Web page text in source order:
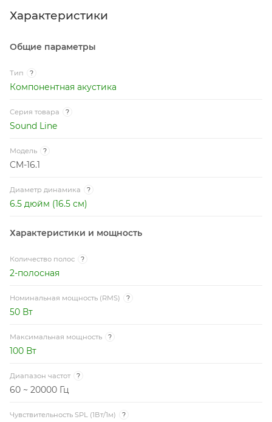
Характеристики
Общие параметры
Тип ?
Компонентная акустика
Серия товара ?
Sound Line
Модель ?
CM-16.1
Диаметр динамика ?
6.5 дюйм (16.5 см)
Характеристики и мощность
Количество полос ?
2-полосная
Номинальная мощность (RMS) ?
50 Вт
Максимальная мощность ?
100 Вт
Диапазон частот ?
60 ~ 20000 Гц
Чувствительность SPL (1Вт/1м) ?